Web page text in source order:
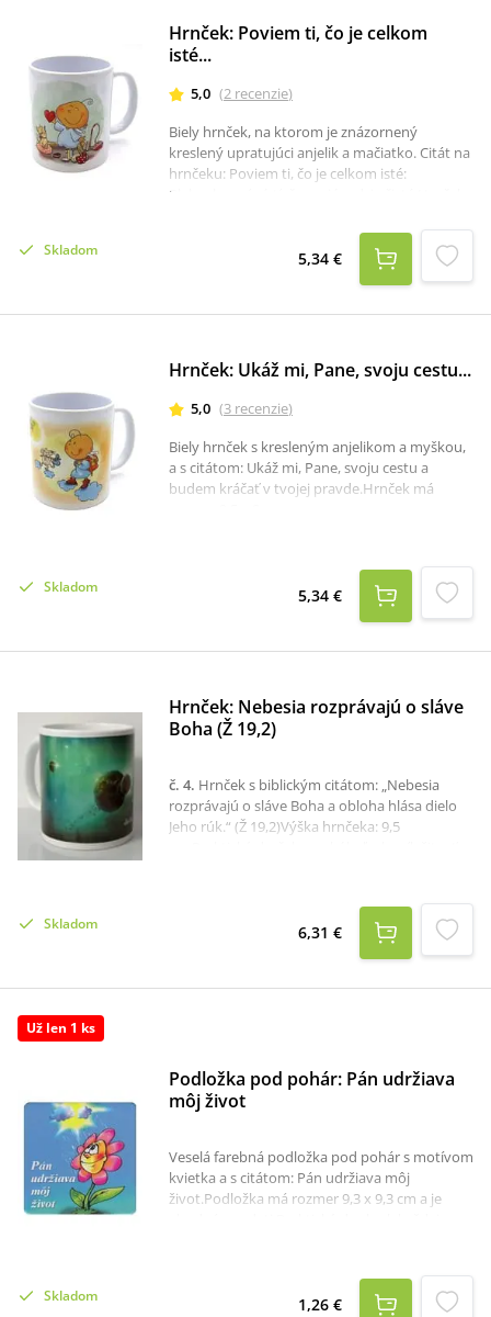
Hrnček: Poviem ti, čo je celkom
isté...
5,0 (2 recenzie)
Biely hrnček, na ktorom je znázornený
kreslený upratujúci anjelik a mačiatko. Citát na
hrnčeku: Poviem ti, čo je celkom isté:
Blahoslavení sú tí, čo majú srdcia čisté.Hrnček
Skladom 5,34 €
Hrnček: Ukáž mi, Pane, svoju cestu...
5,0 (3 recenzie)
Biely hrnček s kresleným anjelikom a myškou,
a s citátom: Ukáž mi, Pane, svoju cestu a
budem kráčať v tvojej pravde.Hrnček má
Skladom 5,34 €
Hrnček: Nebesia rozprávajú o sláve
Boha (Ž 19,2)
č. 4. Hrnček s biblickým citátom: „Nebesia
rozprávajú o sláve Boha a obloha hlása dielo
Jeho rúk.“ (Ž 19,2)Výška hrnčeka: 9,5
Skladom 6,31 €
Už len 1 ks
Podložka pod pohár: Pán udržiava
môj život
Veselá farebná podložka pod pohár s motívom
kvietka a s citátom: Pán udržiava môj
život.Podložka má rozmer 9,3 x 9,3 cm a je
Skladom 1,26 €